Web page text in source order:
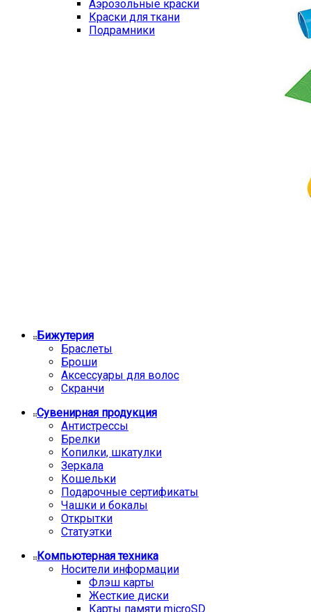
Аэрозольные краски
Краски для ткани
Подрамники
Бижутерия
Браслеты
Броши
Аксессуары для волос
Скранчи
Сувенирная продукция
Антистрессы
Брелки
Копилки, шкатулки
Зеркала
Кошельки
Подарочные сертификаты
Чашки и бокалы
Открытки
Статуэтки
Компьютерная техника
Носители информации
Флэш карты
Жесткие диски
Карты памяти microSD